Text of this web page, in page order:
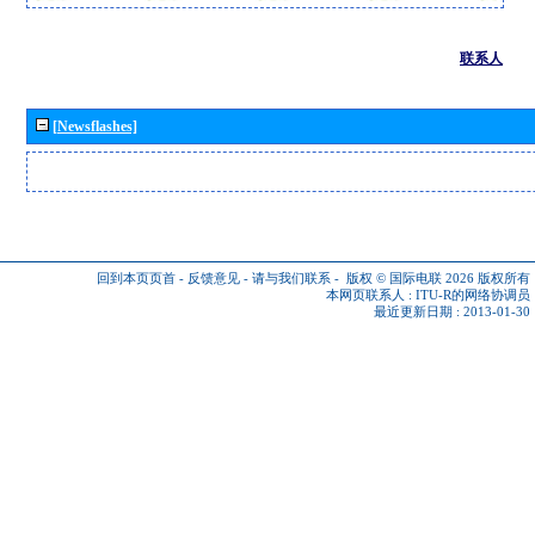
联系人
[Newsflashes]
回到本页页首 - 反馈意见 - 请与我们联系 - 版权 © 国际电联 2026 版权所有
本网页联系人 : ITU-R的网络协调员
最近更新日期 : 2013-01-30